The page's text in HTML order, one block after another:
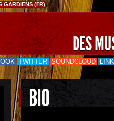
GARDIENS (FR)
DES
TWITTER SOUNDCLOUD
BIO